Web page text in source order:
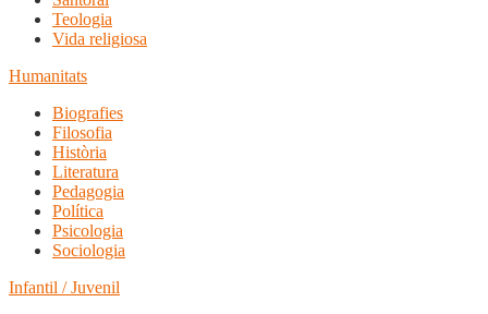
Teologia
Vida religiosa
Humanitats
Biografies
Filosofia
Història
Literatura
Pedagogia
Política
Psicologia
Sociologia
Infantil / Juvenil